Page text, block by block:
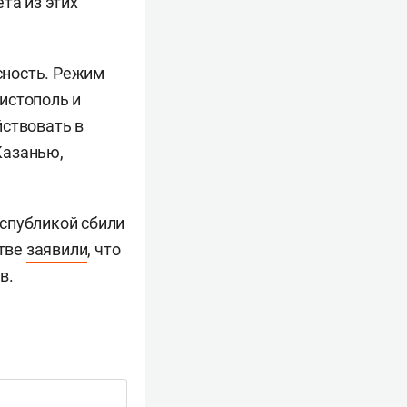
Режим
и
в
сбили
заявили, что